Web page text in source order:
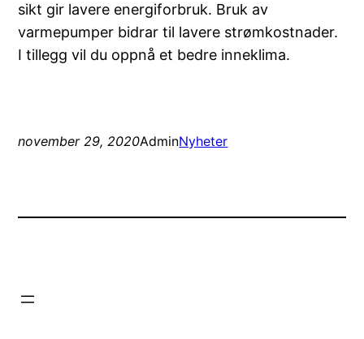
sikt gir lavere energiforbruk. Bruk av
varmepumper bidrar til lavere strømkostnader.
I tillegg vil du oppnå et bedre inneklima.
november 29, 2020AdminNyheter